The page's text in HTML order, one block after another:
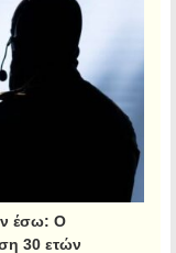
έσω: Ο
30 ετών